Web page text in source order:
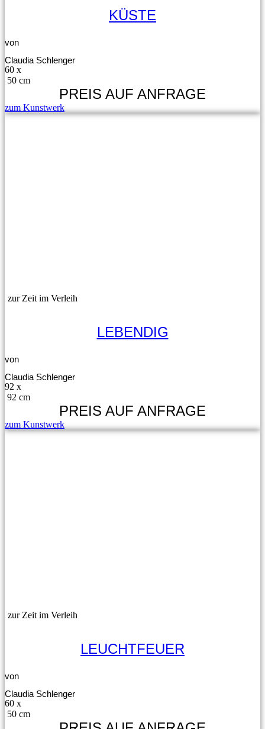
KÜSTE
von
Claudia Schlenger
60 x
50 cm
PREIS AUF ANFRAGE
zum Kunstwerk
zur Zeit im Verleih
LEBENDIG
von
Claudia Schlenger
92 x
92 cm
PREIS AUF ANFRAGE
zum Kunstwerk
zur Zeit im Verleih
LEUCHTFEUER
von
Claudia Schlenger
60 x
50 cm